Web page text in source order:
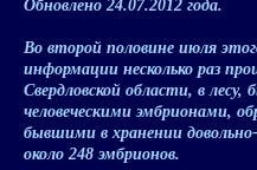
Обновлено 24.07.2012 года.
Во второй половине июля
информации несколько раз
Свердловской области, в
человеческими эмбрионами,
бывшими в хранении
около 248 эмбрионов.